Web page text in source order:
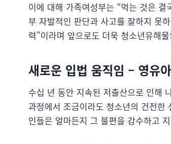
이에 대해 가족여성부는 “먹는 것은
부 자발적인 판단과 사고를 잘하지 못
력”이라며 앞으로도 더욱 청소년유해
새로운 입법 움직임 – 영유
수십 년 동안 지속된 저출산으로 인해
과정에서 조금이라도 청소년의 건전한
인들은 얼마든지 그 불편을 감수하고